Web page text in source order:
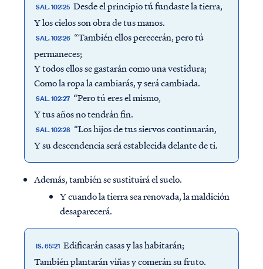
SAL. 102:25 Desde el principio tú fundaste la tierra,
Y los cielos son obra de tus manos.
SAL. 102:26 “También ellos perecerán, pero tú
permaneces;
Y todos ellos se gastarán como una vestidura;
Como la ropa la cambiarás, y será cambiada.
SAL. 102:27 “Pero tú eres el mismo,
Y tus años no tendrán fin.
SAL. 102:28 “Los hijos de tus siervos continuarán,
Y su descendencia será establecida delante de ti.
Además, también se sustituirá el suelo.
Y cuando la tierra sea renovada, la maldición
desaparecerá.
IS. 65:21 Edificarán casas y las habitarán;
También plantarán viñas y comerán su fruto.